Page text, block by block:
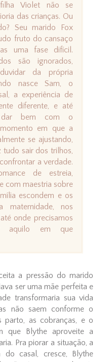
Violet não se
das crianças. Ou
Seu marido Fox
fruto do cansaço
uma fase difícil.
são ignorados,
da própria
nasce Sam, o
a experiência de
diferente, e até
bem com o
em que a
se ajustando,
tudo sair dos trilhos,
a verdade.
de estreia,
com maestria sobre
escondem e os
maternidade, nos
onde precisamos
aquilo em que
a pressão do marido
ser uma mãe perfeita e
transformaria sua vida
não saem conforme o
parto, as cobranças, e o
que Blythe aproveite a
Pra piorar a situação, a
casal, cresce, Blythe